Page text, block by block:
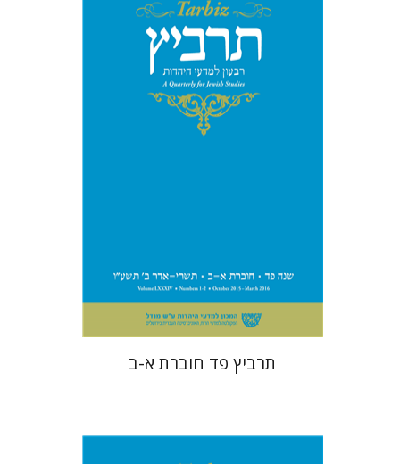
מנחם קיסטר
שולמית אליצור
קטרינה ריגו
$57
$51
תרביץ פד חוברת א-ב